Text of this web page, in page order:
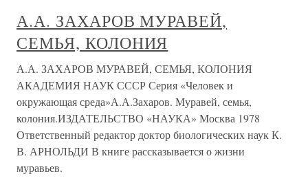
А.А. ЗАХАРОВ МУРАВЕЙ,
СЕМЬЯ, КОЛОНИЯ
А.А. ЗАХАРОВ МУРАВЕЙ, СЕМЬЯ, КОЛОНИЯ
АКАДЕМИЯ НАУК СССР Серия «Человек и
окружающая среда»А.А.Захаров. Муравей, семья,
колония.ИЗДАТЕЛЬСТВО «НАУКА» Москва 1978
Ответственный редактор доктор биологических наук К.
В. АРНОЛЬДИ В книге рассказывается о жизни
муравьев.